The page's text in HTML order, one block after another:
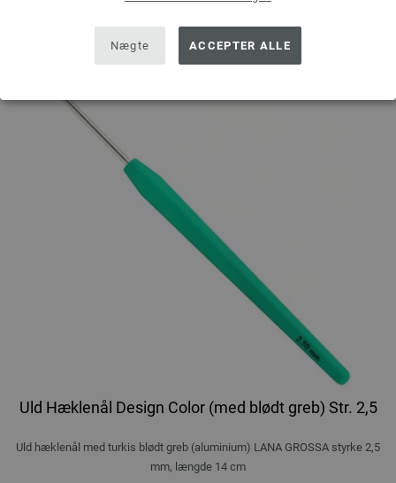
Nægte ACCEPTER ALLE
Uld Hæklenål Design Color (med blødt greb) Str. 2,5
Uld hæklenål med turkis blødt greb (aluminium) LANA GROSSA styrke 2,5
mm, længde 14 cm